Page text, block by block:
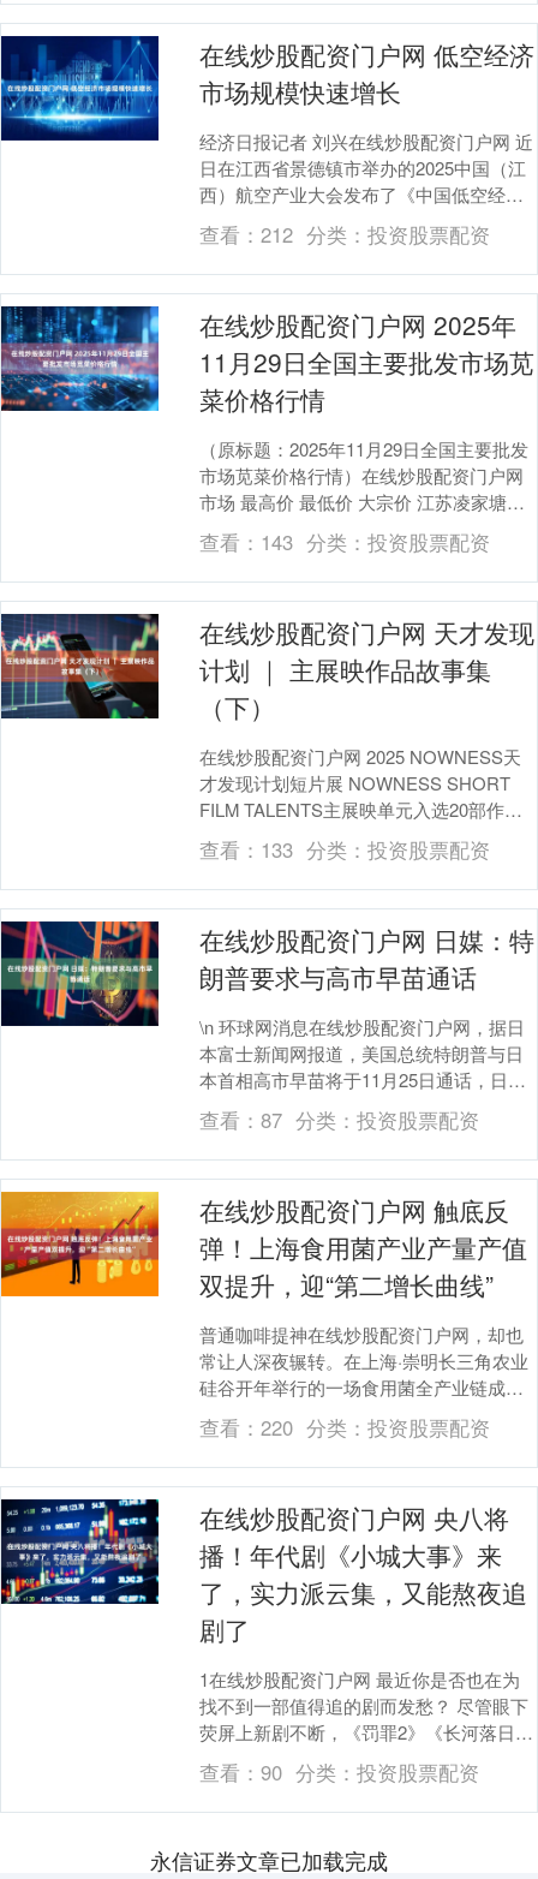
在线炒股配资门户网 低空经济
市场规模快速增长
经济日报记者 刘兴在线炒股配资门户网 近
日在江西省景德镇市举办的2025中国（江
西）航空产业大会发布了《中国低空经济
发展报告》。报告显示，2024年，全国低
空经....
查看：212 分类： 投资股票配资
在线炒股配资门户网 2025年
11月29日全国主要批发市场苋
菜价格行情
（原标题：2025年11月29日全国主要批发
市场苋菜价格行情）在线炒股配资门户网
市场 最高价 最低价 大宗价 江苏凌家塘市
场发展有限公司 4.00 2.00 ....
查看： 143 分类： 投资股票配资
在线炒股配资门户网 天才发现
计划 ｜ 主展映作品故事集
（下）
在线炒股配资门户网 2025 NOWNESS天
才发现计划短片展 NOWNESS SHORT
FILM TALENTS主展映单元入选20部作
品，11月22日至27....
查看： 133 分类： 投资股票配资
在线炒股配资门户网 日媒：特
朗普要求与高市早苗通话
\n 环球网消息在线炒股配资门户网，据日
本富士新闻网报道，美国总统特朗普与日
本首相高市早苗将于11月25日通话，日本
政府正为此做协调。据报道，此次通话要
求是特朗....
查看：87 分类： 投资股票配资
在线炒股配资门户网 触底反
弹！上海食用菌产业产量产值
双提升，迎“第二增长曲线”
普通咖啡提神在线炒股配资门户网，却也
常让人深夜辗转。在上海·崇明长三角农业
硅谷开年举行的一场食用菌全产业链成果
路演上，一杯“灵芝咖啡”引来众多品尝者。
这款融入灵....
查看：220 分类： 投资股票配资
在线炒股配资门户网 央八将
播！年代剧《小城大事》来
了，实力派云集，又能熬夜追
剧了
1在线炒股配资门户网 最近你是否也在为
找不到一部值得追的剧而发愁？ 尽管眼下
荧屏上新剧不断，《罚罪2》《长河落日》
《人之初》《不期而遇的生活》等作品接
连登场，但....
查看：90 分类： 投资股票配资
永信证券文章已加载完成